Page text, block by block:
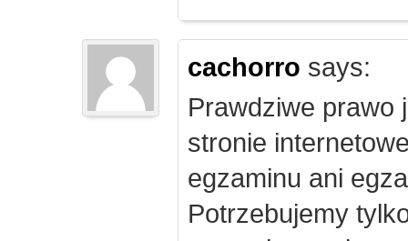
cachorro says:
Prawdziwe prawo
stronie
egzaminu ani
Potrzebujemy